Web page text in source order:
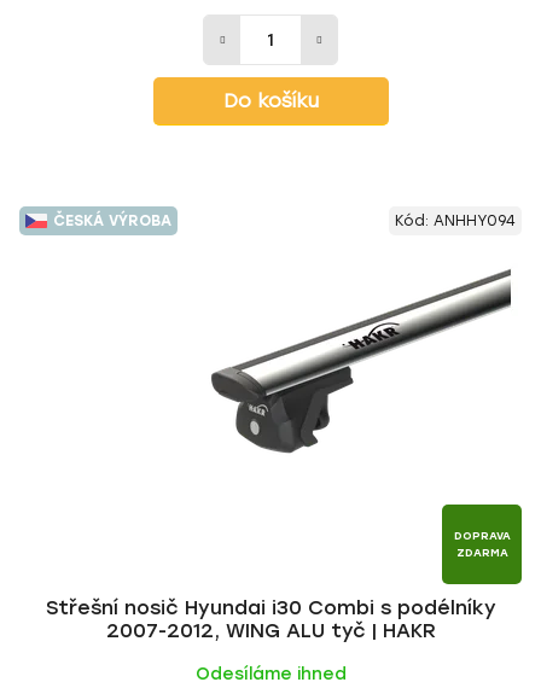
Do košíku
ČESKÁ VÝROBA
DOPRAVA
ZDARMA
Střešní nosič Hyundai i30 Combi s podélníky
2007-2012, WING ALU tyč | HAKR
Odesíláme ihned
Kód: ANHHY094